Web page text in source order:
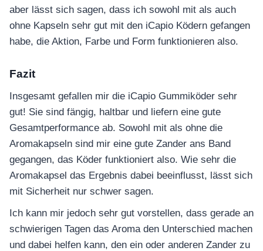
aber lässt sich sagen, dass ich sowohl mit als auch
ohne Kapseln sehr gut mit den iCapio Ködern gefangen
habe, die Aktion, Farbe und Form funktionieren also.
Fazit
Insgesamt gefallen mir die iCapio Gummiköder sehr
gut! Sie sind fängig, haltbar und liefern eine gute
Gesamtperformance ab. Sowohl mit als ohne die
Aromakapseln sind mir eine gute Zander ans Band
gegangen, das Köder funktioniert also. Wie sehr die
Aromakapsel das Ergebnis dabei beeinflusst, lässt sich
mit Sicherheit nur schwer sagen.
Ich kann mir jedoch sehr gut vorstellen, dass gerade an
schwierigen Tagen das Aroma den Unterschied machen
und dabei helfen kann, den ein oder anderen Zander zu